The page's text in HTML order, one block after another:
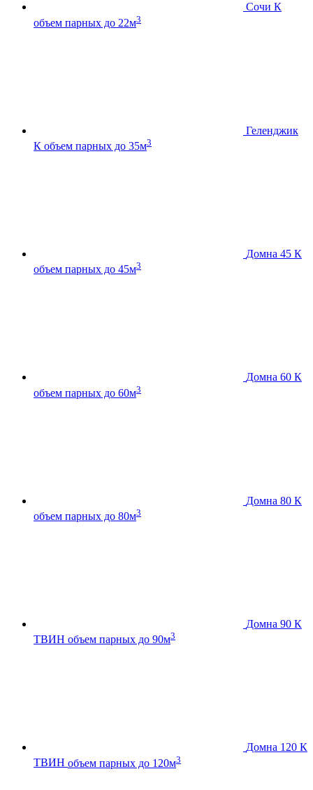
Сочи К
объем парных до 22м3
Геленджик
К объем парных до 35м3
Домна 45 К
объем парных до 45м3
Домна 60 К
объем парных до 60м3
Домна 80 К
объем парных до 80м3
Домна 90 К
ТВИН объем парных до 90м3
Домна 120 К
ТВИН объем парных до 120м3